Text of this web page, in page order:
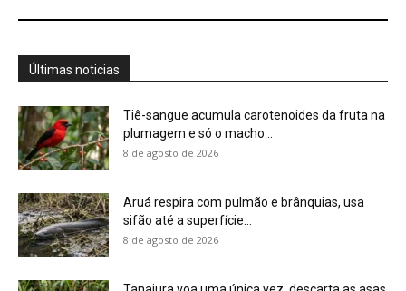
Últimas noticias
Tiê-sangue acumula carotenoides da fruta na
plumagem e só o macho...
8 de agosto de 2026
Aruá respira com pulmão e brânquias, usa
sifão até a superfície...
8 de agosto de 2026